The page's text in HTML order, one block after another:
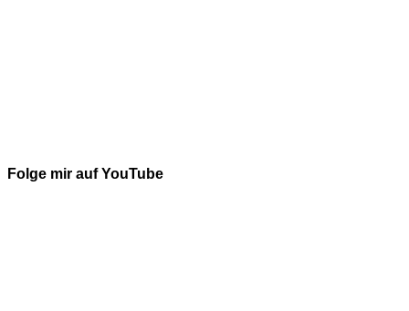
Folge mir auf YouTube